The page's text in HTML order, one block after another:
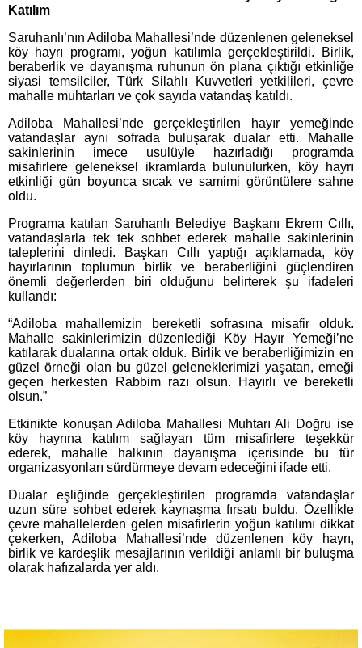
Katılım
Saruhanlı’nın Adiloba Mahallesi’nde düzenlenen geleneksel
köy hayrı programı, yoğun katılımla gerçekleştirildi. Birlik,
beraberlik ve dayanışma ruhunun ön plana çıktığı etkinliğe
siyasi temsilciler, Türk Silahlı Kuvvetleri yetkilileri, çevre
mahalle muhtarları ve çok sayıda vatandaş katıldı.
Adiloba Mahallesi’nde gerçekleştirilen hayır yemeğinde
vatandaşlar aynı sofrada buluşarak dualar etti. Mahalle
sakinlerinin imece usulüyle hazırladığı programda
misafirlere geleneksel ikramlarda bulunulurken, köy hayrı
etkinliği gün boyunca sıcak ve samimi görüntülere sahne
oldu.
Programa katılan Saruhanlı Belediye Başkanı Ekrem Cıllı,
vatandaşlarla tek tek sohbet ederek mahalle sakinlerinin
taleplerini dinledi. Başkan Cıllı yaptığı açıklamada, köy
hayırlarının toplumun birlik ve beraberliğini güçlendiren
önemli değerlerden biri olduğunu belirterek şu ifadeleri
kullandı:
“Adiloba mahallemizin bereketli sofrasına misafir olduk.
Mahalle sakinlerimizin düzenlediği Köy Hayır Yemeği’ne
katılarak dualarına ortak olduk. Birlik ve beraberliğimizin en
güzel örneği olan bu güzel geleneklerimizi yaşatan, emeği
geçen herkesten Rabbim razı olsun. Hayırlı ve bereketli
olsun.”
Etkinikte konuşan Adiloba Mahallesi Muhtarı Ali Doğru ise
köy hayrına katılım sağlayan tüm misafirlere teşekkür
ederek, mahalle halkının dayanışma içerisinde bu tür
organizasyonları sürdürmeye devam edeceğini ifade etti.
Dualar eşliğinde gerçekleştirilen programda vatandaşlar
uzun süre sohbet ederek kaynaşma fırsatı buldu. Özellikle
çevre mahallelerden gelen misafirlerin yoğun katılımı dikkat
çekerken, Adiloba Mahallesi’nde düzenlenen köy hayrı,
birlik ve kardeşlik mesajlarının verildiği anlamlı bir buluşma
olarak hafızalarda yer aldı.